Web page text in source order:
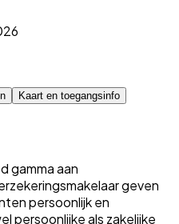
Kaart en toegangsinfo
gamma aan
geven
persoonlijk en
persoonlijke als zakelijke